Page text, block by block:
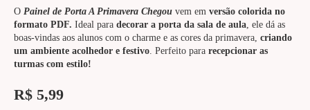
O Painel de Porta A Primavera Chegou vem em versão colorida no
formato PDF. Ideal para decorar a porta da sala de aula, ele dá as
boas-vindas aos alunos com o charme e as cores da primavera, criando
um ambiente acolhedor e festivo. Perfeito para recepcionar as
turmas com estilo!
R$ 5,99